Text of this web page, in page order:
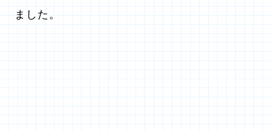
ました。